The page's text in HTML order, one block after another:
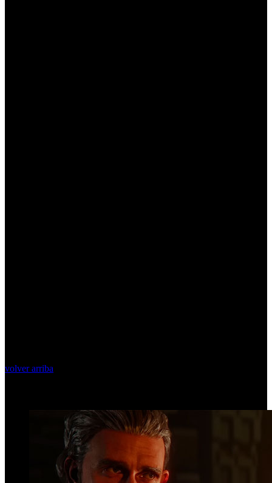
volver arriba